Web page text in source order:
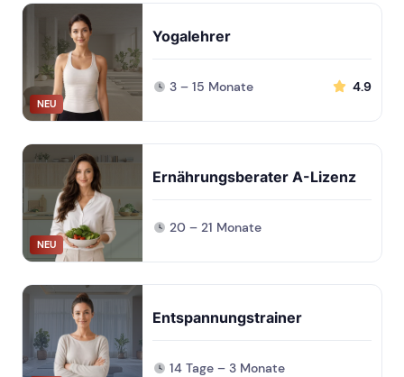
NEU
Yogalehrer
3 – 15 Monate 4.9
NEU
Ernährungsberater A-Lizenz
20 – 21 Monate
Entspannungstrainer
14 Tage – 3 Monate